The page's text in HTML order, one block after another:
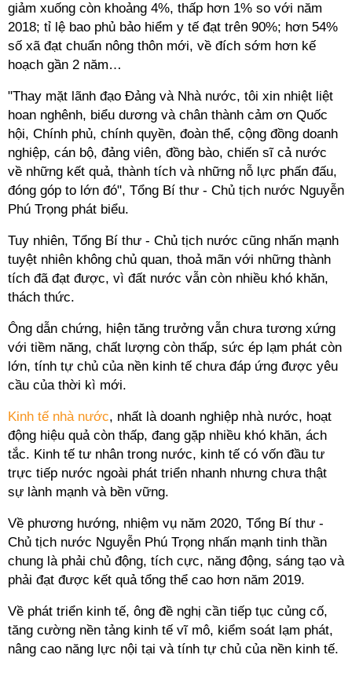
giảm xuống còn khoảng 4%, thấp hơn 1% so với năm
2018; tỉ lệ bao phủ bảo hiểm y tế đạt trên 90%; hơn 54%
số xã đạt chuẩn nông thôn mới, về đích sớm hơn kế
hoạch gần 2 năm…
"Thay mặt lãnh đạo Đảng và Nhà nước, tôi xin nhiệt liệt
hoan nghênh, biểu dương và chân thành cảm ơn Quốc
hội, Chính phủ, chính quyền, đoàn thể, cộng đồng doanh
nghiệp, cán bộ, đảng viên, đồng bào, chiến sĩ cả nước
về những kết quả, thành tích và những nỗ lực phấn đấu,
đóng góp to lớn đó", Tổng Bí thư - Chủ tịch nước Nguyễn
Phú Trọng phát biểu.
Tuy nhiên, Tổng Bí thư - Chủ tịch nước cũng nhấn mạnh
tuyệt nhiên không chủ quan, thoả mãn với những thành
tích đã đạt được, vì đất nước vẫn còn nhiều khó khăn,
thách thức.
Ông dẫn chứng, hiện tăng trưởng vẫn chưa tương xứng
với tiềm năng, chất lượng còn thấp, sức ép lạm phát còn
lớn, tính tự chủ của nền kinh tế chưa đáp ứng được yêu
cầu của thời kì mới.
Kinh tế nhà nước, nhất là doanh nghiệp nhà nước, hoạt
động hiệu quả còn thấp, đang gặp nhiều khó khăn, ách
tắc. Kinh tế tư nhân trong nước, kinh tế có vốn đầu tư
trực tiếp nước ngoài phát triển nhanh nhưng chưa thật
sự lành mạnh và bền vững.
Về phương hướng, nhiệm vụ năm 2020, Tổng Bí thư -
Chủ tịch nước Nguyễn Phú Trọng nhấn mạnh tinh thần
chung là phải chủ động, tích cực, năng động, sáng tạo và
phải đạt được kết quả tổng thể cao hơn năm 2019.
Về phát triển kinh tế, ông đề nghị cần tiếp tục củng cố,
tăng cường nền tảng kinh tế vĩ mô, kiểm soát lạm phát,
nâng cao năng lực nội tại và tính tự chủ của nền kinh tế.